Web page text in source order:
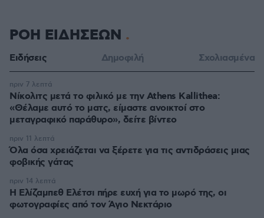
ΡΟΗ ΕΙΔΗΣΕΩΝ
Ειδήσεις Δημοφιλή Σχολιασμένα
Νίκολιτς μετά το φιλικό με την Athens Kallithea:
«Θέλαμε αυτό το ματς, είμαστε ανοικτοί στο
μεταγραφικό παράθυρο», δείτε βίντεο
πριν 7 λεπτά
Όλα όσα χρειάζεται να ξέρετε για τις αντιδράσεις μιας
φοβικής γάτας
πριν 11 λεπτά
Η Ελίζαμπεθ Ελέτσι πήρε ευχή για το μωρό της, οι
φωτογραφίες από τον Άγιο Νεκτάριο
πριν 14 λεπτά